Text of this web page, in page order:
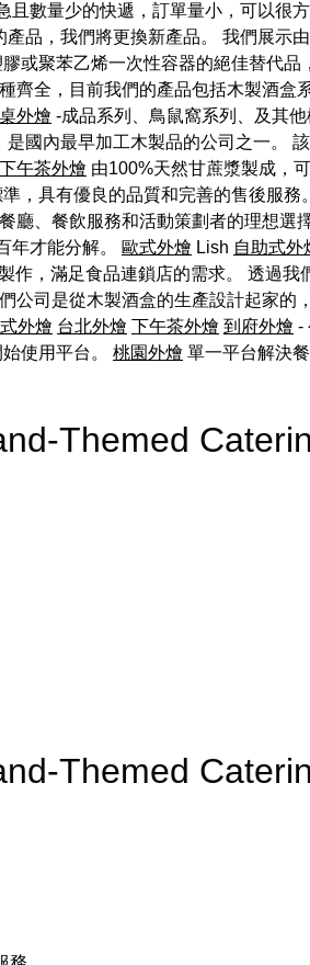
且數量少的快遞，訂單量小，可以很
產品，我們將更換新產品。 我們展示
或聚苯乙烯一次性容器的絕佳替代
全，目前我們的產品包括木製酒盒
外燴 -成品系列、鳥鼠窩系列、及其
國內最早加工木製品的公司之一。
下午茶外燴 由100%天然甘蔗漿製成，
，具有優良的品質和完善的售後服
廳、餐飲服務和活動策劃者的理想選
年才能分解。
歐式外燴 Lish 自助式外
作，滿足食品連鎖店的需求。 透過我
公司是從木製酒盒的生產設計起家的
外燴 台北外燴 下午茶外燴 到府外燴 -
使用平台。 桃園外燴 單一平台解決
Themed
Themed